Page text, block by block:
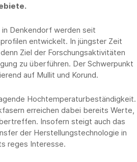
Denkendorf werden seit
entwickelt. In jüngster Zeit
Ziel der Forschungsaktivitäten
zu überführen. Der Schwerpunkt
auf Mullit und Korund.
Hochtemperaturbeständigkeit.
erreichen dabei bereits Werte,
Insofern steigt auch das
der Herstellungstechnologie in
reges Interesse.